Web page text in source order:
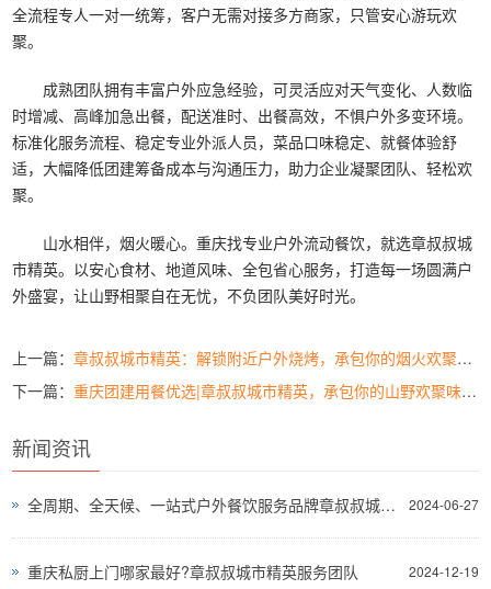
全流程专人一对一统筹，客户无需对接多方商家，只管安心游玩欢
聚。
成熟团队拥有丰富户外应急经验，可灵活应对天气变化、人数临
时增减、高峰加急出餐，配送准时、出餐高效，不惧户外多变环境。
标准化服务流程、稳定专业外派人员，菜品口味稳定、就餐体验舒
适，大幅降低团建筹备成本与沟通压力，助力企业凝聚团队、轻松欢
聚。
山水相伴，烟火暖心。重庆找专业户外流动餐饮，就选章叔叔城
市精英。以安心食材、地道风味、全包省心服务，打造每一场圆满户
外盛宴，让山野相聚自在无忧，不负团队美好时光。
上一篇：章叔叔城市精英：解锁附近户外烧烤，承包你的烟火欢聚时光
下一篇：重庆团建用餐优选|章叔叔城市精英，承包你的山野欢聚味蕾盛宴
新闻资讯
2024-06-27
全周期、全天候、一站式户外餐饮服务品牌章叔叔城市精英
2024-12-19
重庆私厨上门哪家最好?章叔叔城市精英服务团队